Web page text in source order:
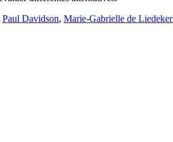
Paul Davidson, Marie-Gabrielle de